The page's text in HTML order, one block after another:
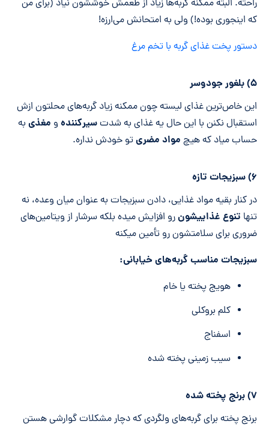
راحته. البته ممکنه گربه‌ها زیاد از طعمش خوششون نیاد (برای من
که اینجوری بوده!) ولی به امتحانش می‌ارزه!
دستور پخت غذای گربه با تخم مرغ
۵) بلغور جودوسر
این خاص‌ترین غذای لیسته چون ممکنه زیاد گربه‌های محلتون ازش
استقبال نکنن با این حال یه غذای به شدتسیرکننده و مغذی به
حساب میاد که هیچ مواد مضریتو خودش نداره.
۶) سبزیجات تازه
در کنار بقیه مواد غذایی، دادن سبزیجات به عنوان میان وعده، نه
تنها تنوع غذاییشونرو افزایش میده بلکه سرشار از ویتامین‌های
ضروری برای سلامتشون رو تأمین میکنه
سبزیجات مناسب گربههای خیابانی:
هویج پخته یا خام
کلم بروکلی
اسفناج
سیب زمینی پخته شده
۷) برنج پخته شده
برنج پخته برای گربه‌های ولگردی که دچار مشکلات گوارشی هستن